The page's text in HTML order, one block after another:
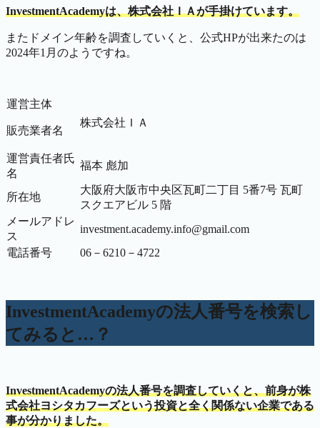
InvestmentAcademyは、株式会社ＩＡが手掛けています。
またドメイン年齢を調査していくと、公式HPが出来たのは
2024年1月のようですね。
運営主体
販売業者名
株式会社ＩＡ
運営責任者氏
名
福本 彪加
所在地
大阪府大阪市中央区瓦町二丁目 5番7号 瓦町
スクエアビル 5 階
メールアドレ
ス
investment.academy.info@gmail.com
電話番号
06－6210－4722
InvestmentAcademyの法人番号を検索し
てみると…？
InvestmentAcademyの法人番号を調査していくと、前身が株
式会社ヨシタカフーズという投資と全く関係ない企業である
事が分かりました。